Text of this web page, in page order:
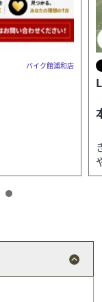
バイク館浦和店